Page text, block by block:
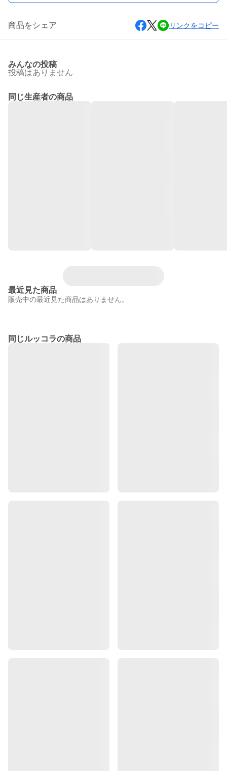
商品をシェア リンクをコピー
みんなの投稿
投稿はありません
同じ生産者の商品
最近見た商品
販売中の最近見た商品はありません。
同じルッコラの商品